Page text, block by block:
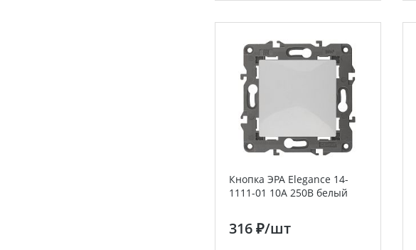
Кнопка ЭРА Elegance 14-
1111-01 10А 250В белый
316 ₽/шт